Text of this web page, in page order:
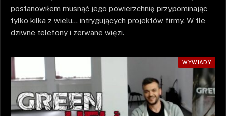
postanowiłem musnąć jego powierzchnię przypominając
tylko kilka z wielu… intrygujących projektów firmy. W tle
dziwne telefony i zerwane więzi.
WYWIADY